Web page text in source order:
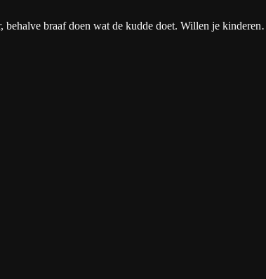
behalve braaf doen wat de kudde doet. Willen je